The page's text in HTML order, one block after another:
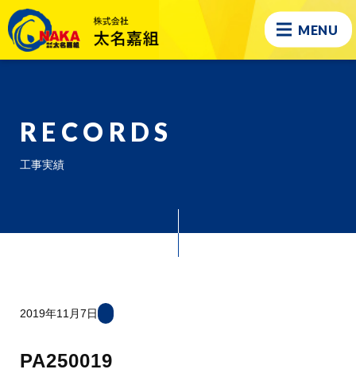
MENU
RECORDS
工事実績
2019年11月7日
PA250019